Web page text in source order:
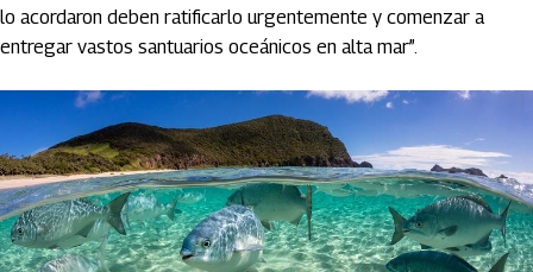
lo acordaron deben ratificarlo urgentemente y comenzar a
entregar vastos santuarios oceánicos en alta mar”.